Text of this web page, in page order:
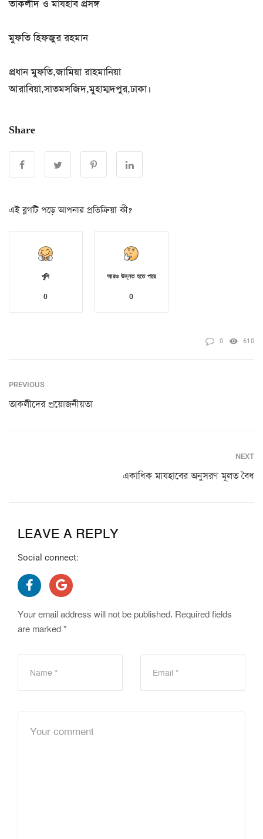
তাকলীদ ও মাযহাব প্রসঙ্গ
মুফতি হিফজুর রহমান
প্রধান মুফতি,জামিয়া রাহমানিয়া
আরাবিয়া,সাতমসজিদ,মুহাম্মদপুর,ঢাকা।
Share
এই ব্লগটি পড়ে আপনার প্রতিক্রিয়া কী?
খুশি
0
আরও উন্নত হতে পারে
0
0 610
PREVIOUS
তাকলীদের প্রয়োজনীয়তা
NEXT
একাধিক মাযহাবের অনুসরণ মূলত বৈধ
LEAVE A REPLY
Social connect:
Your email address will not be published. Required fields
are marked *